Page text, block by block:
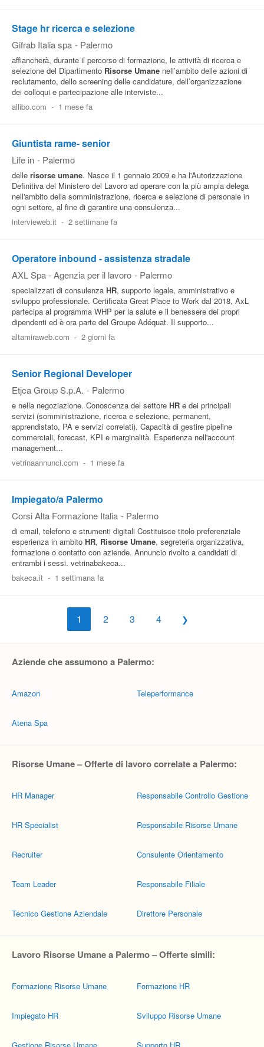
Stage hr ricerca e selezione
Gifrab Italia spa - Palermo
affiancherà, durante il percorso di formazione, le attività di ricerca e
selezione del Dipartimento Risorse Umane nell’ambito delle azioni di
reclutamento, dello screening delle candidature, dell’organizzazione
dei colloqui e partecipazione alle interviste...
allibo.com - 1 mese fa
Giuntista rame- senior
Life in - Palermo
delle risorse umane. Nasce il 1 gennaio 2009 e ha l'Autorizzazione
Definitiva del Ministero del Lavoro ad operare con la più ampia delega
nell'ambito della somministrazione, ricerca e selezione di personale in
ogni settore, al fine di garantire una consulenza...
intervieweb.it - 2 settimane fa
Operatore inbound - assistenza stradale
AXL Spa - Agenzia per il lavoro - Palermo
specializzati di consulenza HR, supporto legale, amministrativo e
sviluppo professionale. Certificata Great Place to Work dal 2018, AxL
partecipa al programma WHP per la salute e il benessere dei propri
dipendenti ed è ora parte del Groupe Adéquat. Il supporto...
altamiraweb.com - 2 giorni fa
Senior Regional Developer
Etjca Group S.p.A. - Palermo
e nella negoziazione. Conoscenza del settore HR e dei principali
servizi (somministrazione, ricerca e selezione, permanent,
apprendistato, PA e servizi correlati). Capacità di gestire pipeline
commerciali, forecast, KPI e marginalità. Esperienza nell'account
management...
vetrinaannunci.com - 1 mese fa
Impiegato/a Palermo
Corsi Alta Formazione Italia - Palermo
di email, telefono e strumenti digitali Costituisce titolo preferenziale
esperienza in ambito HR, Risorse Umane, segreteria organizzativa,
formazione o contatto con aziende. Annuncio rivolto a candidati di
entrambi i sessi. vetrinabakeca...
bakeca.it - 1 settimana fa
1 2 3 4
Aziende che assumono a Palermo:
Amazon
Atena Spa
Teleperformance
Risorse Umane – Offerte di lavoro correlate a Palermo:
HR Manager
HR Specialist
Recruiter
Team Leader
Tecnico Gestione Aziendale
Responsabile Controllo Gestione
Responsabile Risorse Umane
Consulente Orientamento
Responsabile Filiale
Direttore Personale
Lavoro Risorse Umane a Palermo – Offerte simili:
Formazione Risorse Umane
Impiegato HR
Formazione HR
Sviluppo Risorse Umane